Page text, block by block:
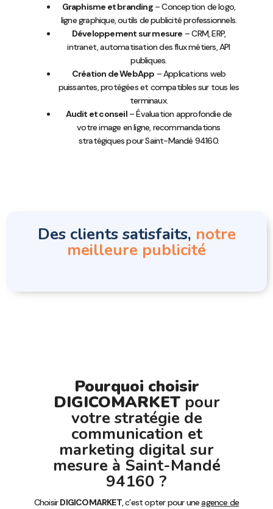
Graphisme et branding– Conception de logo,
ligne graphique, outils de publicité professionnels.
Développement sur mesure – CRM, ERP,
intranet, automatisation des flux métiers, API
publiques.
Création de WebApp – Applications web
puissantes, protégées et compatibles sur tous les
terminaux.
Audit et conseil– Évaluation approfondie de
votre image en ligne, recommandations
stratégiques pour Saint-Mandé 94160.
Des clients satisfaits, notre
meilleure publicité
Pourquoi choisir
DIGICOMARKETpour
votre stratégie de
communication et
marketing digital sur
mesure à Saint-Mandé
94160 ?
ChoisirDIGICOMARKET, c’est opter pour uneagence de